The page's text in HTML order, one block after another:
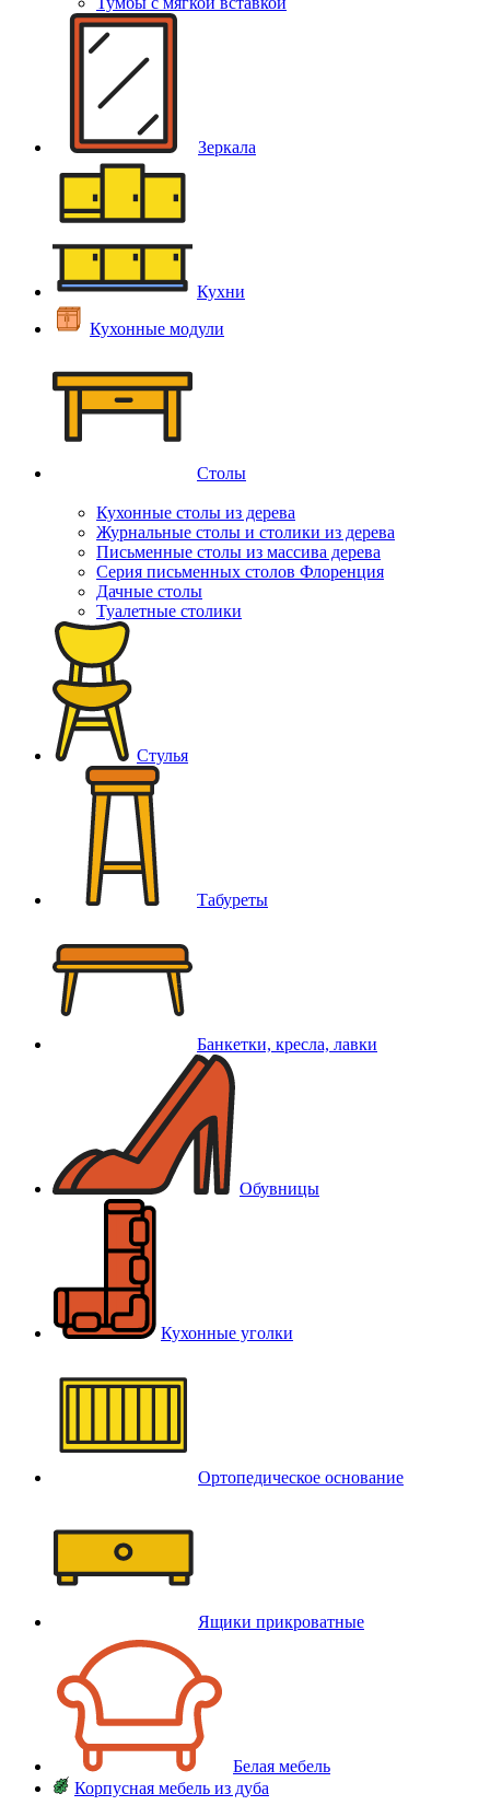
Зеркала
Кухни
Кухонные модули
Столы
Кухонные столы из дерева
Журнальные столы и столики из дерева
Письменные столы из массива дерева
Серия письменных столов Флоренция
Дачные столы
Туалетные столики
Стулья
Табуреты
Банкетки, кресла, лавки
Обувницы
Кухонные уголки
Ортопедическое основание
Ящики прикроватные
Белая мебель
Корпусная мебель из дуба